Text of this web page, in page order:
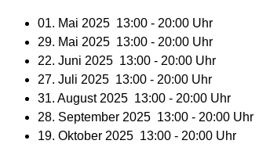
01. Mai 2025 13:00 - 20:00 Uhr
29. Mai 2025 13:00 - 20:00 Uhr
22. Juni 2025 13:00 - 20:00 Uhr
27. Juli 2025 13:00 - 20:00 Uhr
31. August 2025 13:00 - 20:00 Uhr
28. September 2025 13:00 - 20:00 Uhr
19. Oktober 2025 13:00 - 20:00 Uhr